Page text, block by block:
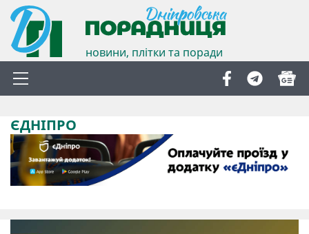
новини, плітки та поради
ЄДНІПРО